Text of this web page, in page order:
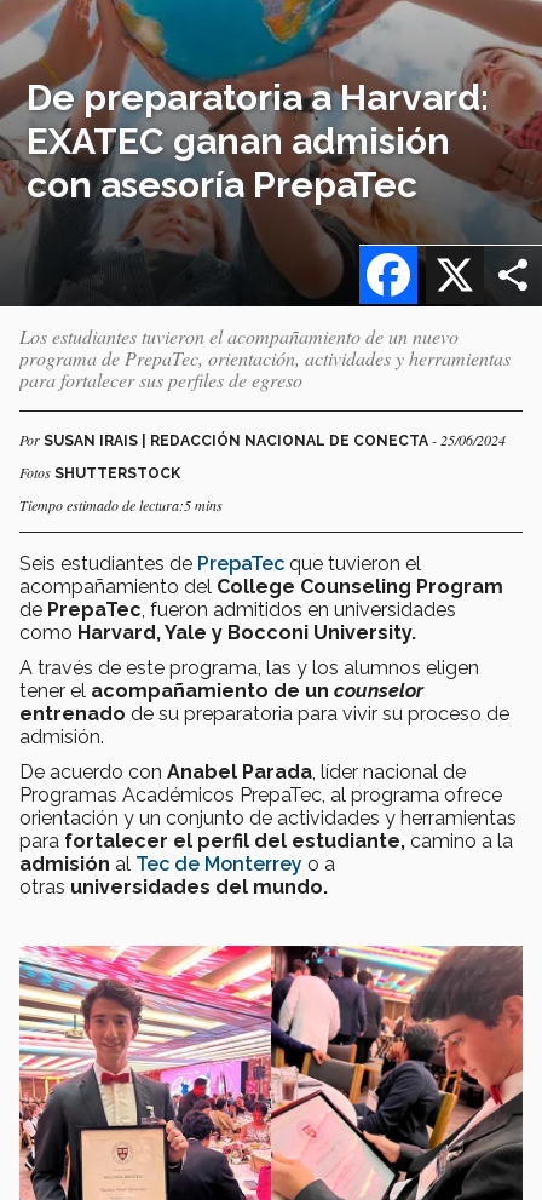
De preparatoria a Harvard:
EXATEC ganan admisión
con asesoría PrepaTec
X
Facebook
Los estudiantes tuvieron el acompañamiento de un nuevo
programa de PrepaTec, orientación, actividades y herramientas
para fortalecer sus perfiles de egreso
Por SUSAN IRAIS | REDACCIÓN NACIONAL DE CONECTA - 25/06/2024
Fotos SHUTTERSTOCK
Tiempo estimado de lectura:5 mins
Seis estudiantes de PrepaTec que tuvieron el
acompañamiento del College Counseling Program
de PrepaTec , fueron admitidos en universidades
como Harvard, Yale y Bocconi University.
A través de este programa, las y los alumnos eligen
tener el acompañamiento de un counselor
entrenado de su preparatoria para vivir su proceso de
admisión.
De acuerdo con Anabel Parada , líder nacional de
Programas Académicos PrepaTec, al programa ofrece
orientación y un conjunto de actividades y herramientas
para fortalecer el perfil del estudiante, camino a la
admisión al Tec de Monterrey o a
otras universidades del mundo.